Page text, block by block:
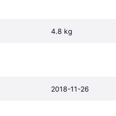
4.8 kg
2018-11-26